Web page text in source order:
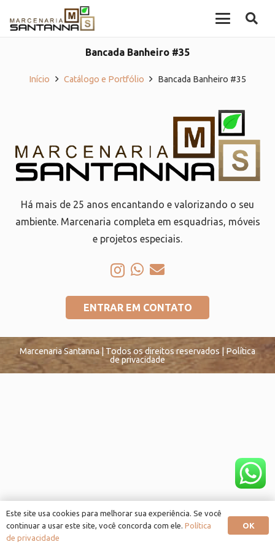
Bancada Banheiro #35
Início Catálogo e Portfólio Bancada Banheiro #35
Há mais de 25 anos encantando e valorizando o seu
ambiente. Marcenaria completa em esquadrias, móveis
e projetos especiais.
ENTRAR EM CONTATO
Marcenaria Santanna | Todos os direitos reservados | Política
de privacidade
Este site usa cookies para melhorar sua experiência. Se você
continuar a usar este site, você concorda com ele. Política
de privacidade
OK